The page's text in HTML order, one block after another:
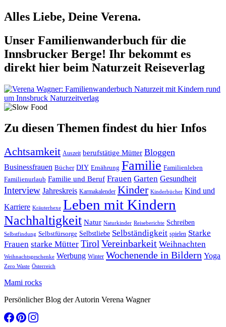
Alles Liebe, Deine Verena.
Unser Familienwanderbuch für die
Innsbrucker Berge! Ihr bekommt es
direkt hier beim Naturzeit Reiseverlag
Zu diesen Themen findest du hier Infos
Achtsamkeit Auszeit berufstätige Mütter Bloggen
Businessfrauen Bücher DIY Ernährung Familie Familienleben
Familienurlaub Familie und Beruf Frauen Garten Gesundheit
Interview Jahreskreis Karmakalender Kinder Kinderbücher Kind und
Karriere Kräuterhexe Leben mit Kindern
Nachhaltigkeit Natur Naturkinder Reiseberichte Schreiben
Selbstfindung Selbstfürsorge Selbstliebe Selbständigkeit spielen Starke
Frauen starke Mütter TirolVereinbarkeit Weihnachten
Weihnachtsgeschenke Werbung Winter Wochenende in Bildern Yoga
Zero Waste Österreich
Mami rocks
Persönlicher Blog der Autorin Verena Wagner